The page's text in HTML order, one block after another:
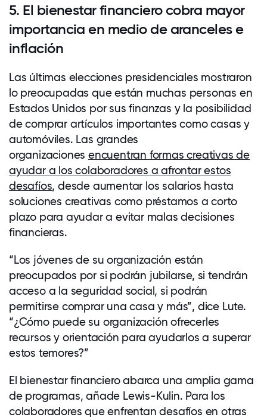
5. El bienestar financiero cobra mayor
importancia en medio de aranceles e
inflación
Las últimas elecciones presidenciales mostraron
lo preocupadas que están muchas personas en
Estados Unidos por sus finanzas y la posibilidad
de comprar artículos importantes como casas y
automóviles. Las grandes
organizacionesencuentran formas creativas de
ayudar a los colaboradores a afrontar estos
desafíos, desde aumentar los salarios hasta
soluciones creativas como préstamos a corto
plazo para ayudar a evitar malas decisiones
financieras.
“Los jóvenes de su organización están
preocupados por si podrán jubilarse, si tendrán
acceso a la seguridad social, si podrán
permitirse comprar una casa y más”, dice Lute.
“¿Cómo puede su organización ofrecerles
recursos y orientación para ayudarlos a superar
estos temores?”
El bienestar financiero abarca una amplia gama
de programas, añade Lewis-Kulin. Para los
colaboradores que enfrentan desafíos en otras